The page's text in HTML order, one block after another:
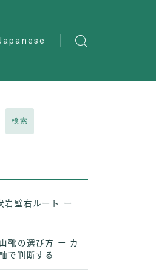
検索
岩壁右ルート ー
靴の選び方 ー カ
で判断する